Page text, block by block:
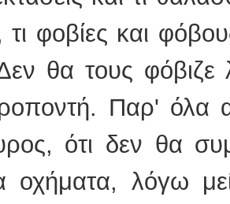
τι φοβίες και
θα τους φόβιζε
Παρ' όλα
ότι δεν θα
οχήματα, λόγω